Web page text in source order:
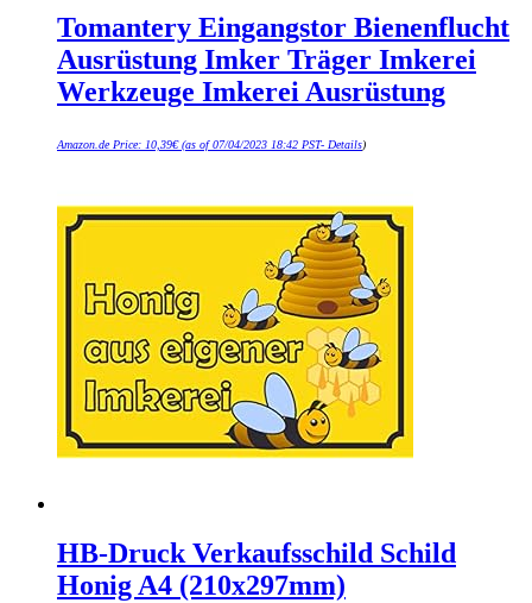
Tomantery Eingangstor Bienenflucht
Ausrüstung Imker Träger Imkerei
Werkzeuge Imkerei Ausrüstung
Amazon.de Price: 10,39€(as of 07/04/2023 18:42 PST- Details)
HB-Druck Verkaufsschild Schild
Honig A4 (210x297mm)